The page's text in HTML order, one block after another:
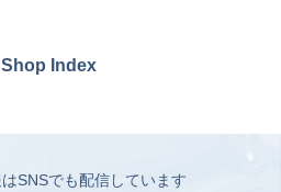
Shop Index
SNSでも配信しています